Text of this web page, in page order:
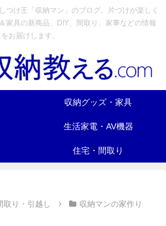
つけ王「収納マン」のブログ。片づけが楽しく
家具の新商品、DIY、間取り、家事などの情報
をお届けします。
収納グッズ・家具
生活家電・AV機器
住宅・間取り
取り・引越し 収納マンの家作り